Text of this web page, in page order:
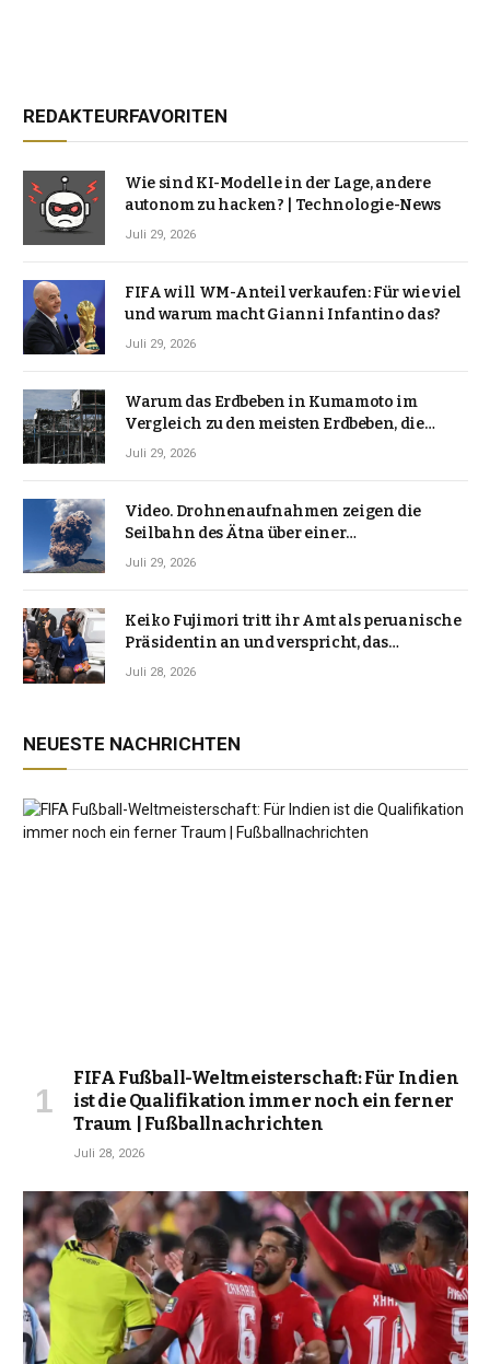
REDAKTEURFAVORITEN
Wie sind KI-Modelle in der Lage, andere
autonom zu hacken? | Technologie-News
Juli 29, 2026
FIFA will WM-Anteil verkaufen: Für wie viel
und warum macht Gianni Infantino das?
Juli 29, 2026
Warum das Erdbeben in Kumamoto im
Vergleich zu den meisten Erdbeben, die
Japan erschütterten, ungewöhnlich ist
Juli 29, 2026
Video. Drohnenaufnahmen zeigen die
Seilbahn des Ätna über einer
Vulkanlandschaft
Juli 29, 2026
Keiko Fujimori tritt ihr Amt als peruanische
Präsidentin an und verspricht, das
Jahrzehnt der Instabilität zu beenden
Juli 28, 2026
NEUESTE NACHRICHTEN
FIFA Fußball-Weltmeisterschaft: Für Indien
ist die Qualifikation immer noch ein ferner
Traum | Fußballnachrichten
Juli 28, 2026